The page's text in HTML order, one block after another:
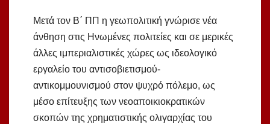
Μετά τον Β΄ ΠΠ η γεωπολιτική γνώρισε νέα
άνθηση στις Ηνωμένες πολιτείες και σε μερικές
άλλες ιμπεριαλιστικές χώρες ως ιδεολογικό
εργαλείο του αντισοβιετισμού-
αντικομμουνισμού στον ψυχρό πόλεμο, ως
μέσο επίτευξης των νεοαποικιοκρατικών
σκοπών της χρηματιστικής ολιγαρχίας του